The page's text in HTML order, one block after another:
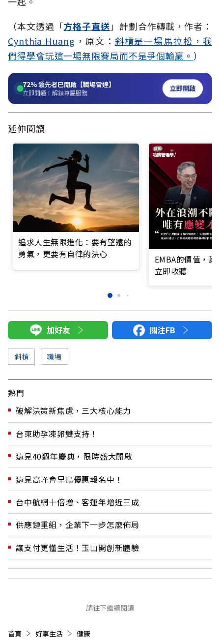
（本文透過「方格子直送 」計劃合作轉載，作者：
Cynthia Huang ，原文： 斜槓是一場馬拉松，我
們得學會玩這一場無限賽局而不是爭個輸贏。 ）
72%領先者已開啟【職場雷達】
立即開通！解鎖專屬服務 立即開啟
延伸閱讀
追求人生無限進化：要有望遠的
勇氣，更要有自律的決心
EMBA的價值，
立即收聽
加好友 關注FB
斜槓 職場
熱門
破解決策新焦慮，三大核心能力
台東助孕凍卵雙支持！
遠見40週年慶典，限時盛大開啟
遠見高峰會早鳥優惠報名中！
台中航網十倍增、客運年增近三成
供應鏈重組，企業下一步怎麼佈局
讓支付更懂生活！玉山開創新體驗
請往下繼續閱讀
首頁 好享生活 健康